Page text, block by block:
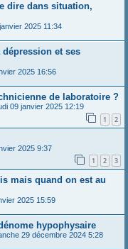
dire dans situation,
2025 11:34
et ses
2025 16:56
de laboratoire ?
09 janvier 2025 12:19
1 2
2025 9:37
1 2 3
mais quand on est au
2025 15:59
hypophysaire
29 décembre 2024 5:28